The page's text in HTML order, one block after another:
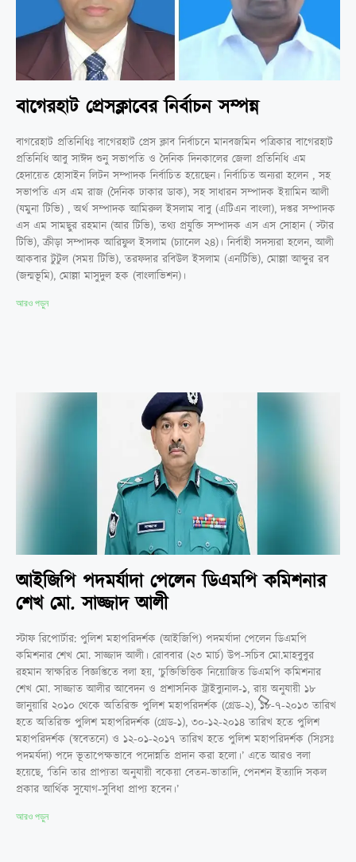
বাগেরহাট প্রেসক্লাবের নির্বাচন সম্পন্ন
বাগরেহাট প্রতিনিধিঃ বাগেরহাট প্রেস ক্লাব নির্বাচনে মানবজমিন পত্রিকার বাগেরহাট
প্রতিনিধি আবু সাঈদ শুনু সভাপতি ও দৈনিক দিনকালের জেলা প্রতিনিধি এম
হেদায়েত হোসাইন লিটন সম্পাদক নির্বাচিত হয়েছেন। নির্বাচিত অন্যরা হলেন , সহ
সভাপতি এস এম রাজ (দৈনিক ঢাকার ডাক), সহ সাধারন সম্পাদক ইয়ামিন আলী
(যমুনা টিভি) , অর্থ সম্পাদক আমিরুল ইসলাম বাবু (এটিএন বাংলা), দপ্তর সম্পাদক
এস এম সামছুর রহমান (আর টিভি), তথ্য প্রযুক্তি সম্পাদক এস এস সোহান ( স্টার
টিভি), ক্রীড়া সম্পাদক আরিফুল ইসলাম (চ্যানেল ২৪)। নির্বাহী সদস্যরা হলেন, আলী
আকবার টুটুল (সময় টিভি), তরফদার রবিউল ইসলাম (এনটিভি), মোল্লা আব্দুর রব
(জন্মভূমি), মোল্লা মাসুদুল হক (বাংলাভিশন)।
আরও পড়ুন
আইজিপি পদমর্যাদা পেলেন ডিএমপি কমিশনার
শেখ মো. সাজ্জাদ আলী
স্টাফ রিপোর্টার: পুলিশ মহাপরিদর্শক (আইজিপি) পদমর্যাদা পেলেন ডিএমপি
কমিশনার শেখ মো. সাজ্জাদ আলী। রোববার (২৩ মার্চ) উপ-সচিব মো.মাহবুবুর
রহমান স্বাক্ষরিত বিজ্ঞপ্তিতে বলা হয়, ‘চুক্তিভিত্তিক নিয়োজিত ডিএমপি কমিশনার
শেখ মো. সাজ্জাত আলীর আবেদন ও প্রশাসনিক ট্রাইব্যুনাল-১, রায় অনুযায়ী ১৮
জানুয়ারি ২০১০ থেকে অতিরিক্ত পুলিশ মহাপরিদর্শক (গ্রেড-২), ১৮-৭-২০১৩ তারিখ
হতে অতিরিক্ত পুলিশ মহাপরিদর্শক (গ্রেড-১), ৩০-১২-২০১৪ তারিখ হতে পুলিশ
মহাপরিদর্শক (স্ববেতনে) ও ১২-০১-২০১৭ তারিখ হতে পুলিশ মহাপরিদর্শক (সিঃসঃ
পদমর্যদা) পদে ভূতাপেক্ষভাবে পদোন্নতি প্রদান করা হলো।’ এতে আরও বলা
হয়েছে, ‘তিনি তার প্রাপ্যতা অনুযায়ী বকেয়া বেতন-ভাতাদি, পেনশন ইত্যাদি সকল
প্রকার আর্থিক সুযোগ-সুবিধা প্রাপ্য হবেন।’
আরও পড়ুন